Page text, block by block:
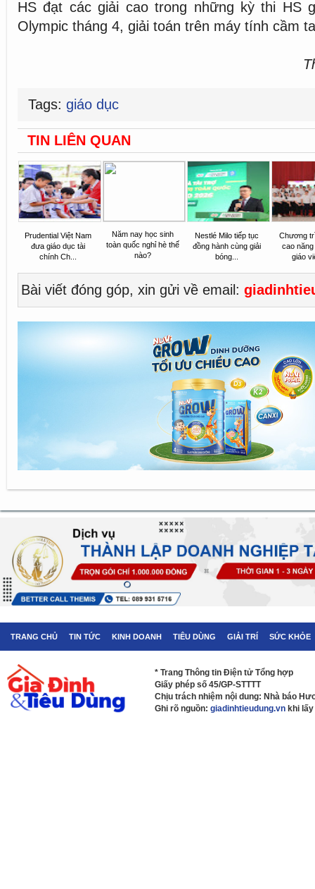
HS đạt các giải cao trong những kỳ thi HS
Olympic tháng 4, giải toán trên máy tính cầm
Tags: giáo dục
TIN LIÊN QUAN
Prudential Việt Nam
đưa giáo dục tài
chính Ch...
Năm nay học sinh
toàn quốc nghỉ hè thế
nào?
Nestlé Milo tiếp tục
đồng hành cùng giải
bóng...
Chương
cao
giáo
Bài viết đóng góp, xin gửi về email:
TRANG CHỦ TIN TỨC KINH DOANH TIÊU DÙNG GIẢI TRÍ SỨC KHỎE
* Trang Thông tin Điện tử Tổng hợp
Giấy phép số 45/GP-STTTT
Chịu trách nhiệm nội dung: Nhà báo
Ghi rõ nguồn: giadinhtieudung.vn khi